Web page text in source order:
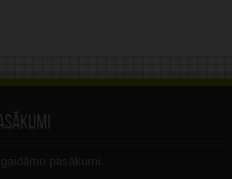
pasākumi.